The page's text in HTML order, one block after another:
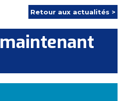
Retour aux actualités >